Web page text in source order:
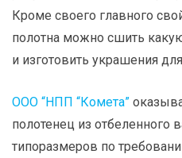
Кроме своего главного
полотна можно сшить
и изготовить украшения
ООО “НПП “Комета”
полотенец из отбеленного
типоразмеров по